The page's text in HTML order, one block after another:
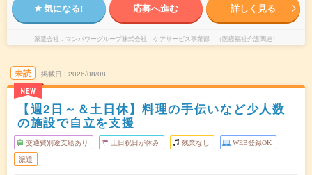
気になる! 応募へ進む 詳しく見る
派遣会社 マンパワーグループ株式会社 ケアサービス事業部 （医療福祉介護関連）
未読
NEW
掲載日 2026/08/08
【週2日～＆土日休】料理の手伝いなど少人数
の施設で自立を支援
交通費別途支給あり 土日祝日が休み 残業なし WEB登録OK
派遣